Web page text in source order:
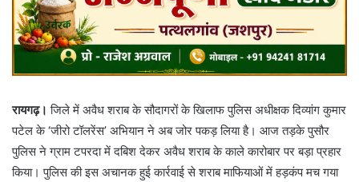
रायगढ़।जिले में अवैध शराब के सौदागरों के खिलाफ पुलिस अधीक्षक दिव्यांग कुमार
पटेल के ‘जीरो टॉलरेंस’ अभियान ने अब जोर पकड़ लिया है। आज तड़के पुसौर
पुलिस ने ग्राम टपरदा में दबिश देकर अवैध शराब के काले कारोबार पर बड़ा प्रहार
किया। पुलिस की इस अचानक हुई कार्रवाई से शराब माफियाओं में हड़कंप मच गया